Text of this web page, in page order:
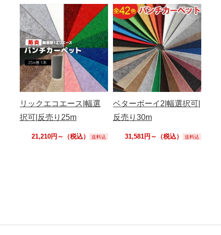
リックエコエース|幅選
択可|反売り25m
21,210円～（税込） 送料込
ベターボーイ2|幅選択可|
反売り30m
31,581円～（税込） 送料込